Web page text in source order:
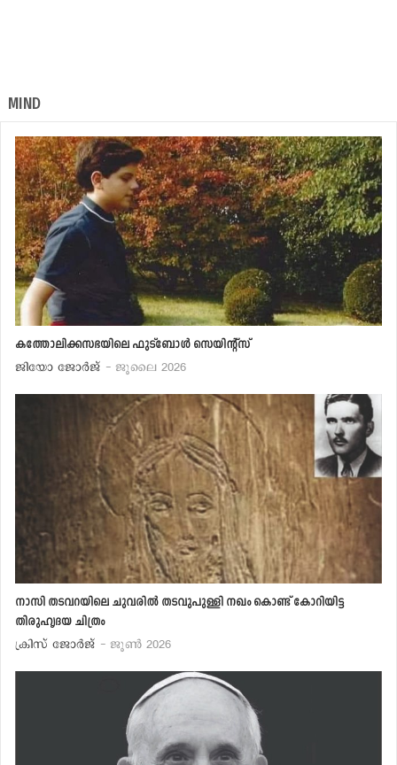
MIND
കത്തോലിക്കസഭയിലെ ഫുട്‌ബോള്‍ സെയിന്റ്‌സ്
ജിയോ ജോര്‍ജ് - ജൂലൈ 2026
നാസി തടവറയിലെ ചുവരില്‍ തടവുപുള്ളി നഖം കൊണ്ട് കോറിയിട്ട
തിരുഹൃദയ ചിത്രം
ക്രിസ് ജോര്‍ജ് - ജൂണ്‍ 2026